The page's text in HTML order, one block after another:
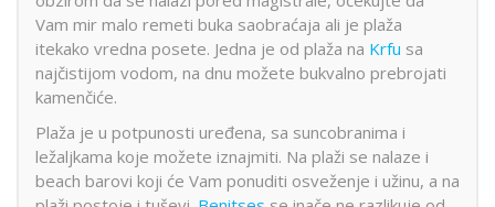
Vam mir malo remeti buka saobraćaja ali je plaža
itekako vredna posete. Jedna je od plaža na Krfu sa
najčistijom vodom, na dnu možete bukvalno prebrojati
kamenčiće.
Plaža je u potpunosti uređena, sa suncobranima i
ležaljkama koje možete iznajmiti. Na plaži se nalaze i
beach barovi koji će Vam ponuditi osveženje i užinu, a na